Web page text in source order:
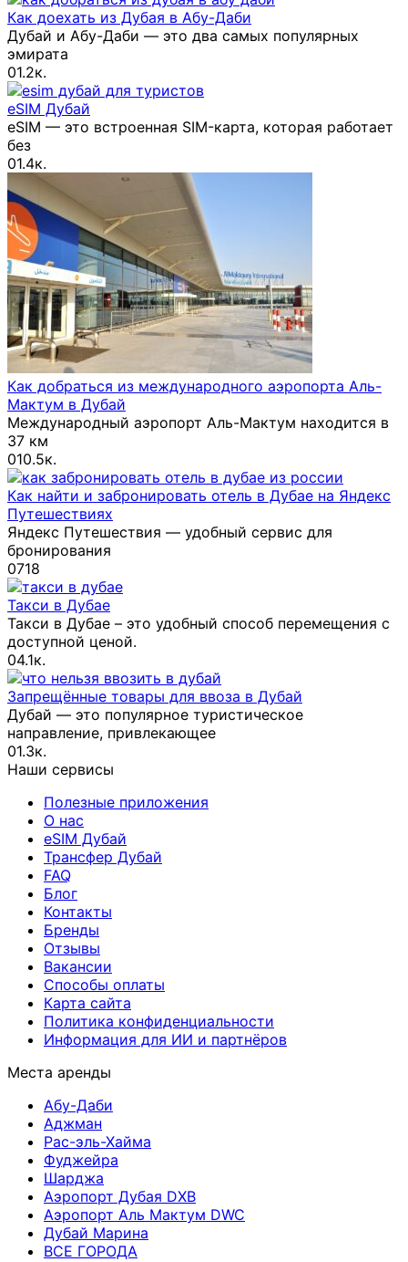
Как доехать из Дубая в Абу-Даби
Дубай и Абу-Даби — это два самых популярных
эмирата
01.2к.
eSIM Дубай
eSIM — это встроенная SIM-карта, которая работает
без
01.4к.
Как добраться из международного аэропорта Аль-
Мактум в Дубай
Международный аэропорт Аль-Мактум находится в
37 км
010.5к.
Как найти и забронировать отель в Дубае на Яндекс
Путешествиях
Яндекс Путешествия — удобный сервис для
бронирования
0718
Такси в Дубае
Такси в Дубае – это удобный способ перемещения с
доступной ценой.
04.1к.
Запрещённые товары для ввоза в Дубай
Дубай — это популярное туристическое
направление, привлекающее
01.3к.
Наши сервисы
Полезные приложения
О нас
eSIM Дубай
Трансфер Дубай
FAQ
Блог
Контакты
Бренды
Отзывы
Вакансии
Способы оплаты
Карта сайта
Политика конфиденциальности
Информация для ИИ и партнёров
Места аренды
Абу-Даби
Аджман
Рас-эль-Хайма
Фуджейра
Шарджа
Аэропорт Дубая DXB
Аэропорт Аль Мактум DWC
Дубай Марина
ВСЕ ГОРОДА